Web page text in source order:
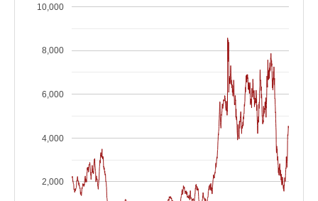
2,000
4,000
6,000
8,000
10,000